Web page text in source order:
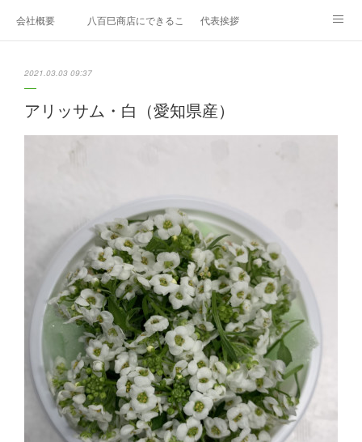
会社概要 八百巳商店にできること 代表挨拶
7月のおすすめ 8月のおすすめ 9月のおすすめ
久保田農園 お問い合わせ
2021.03.03 09:37
アリッサム・白（愛知県産）